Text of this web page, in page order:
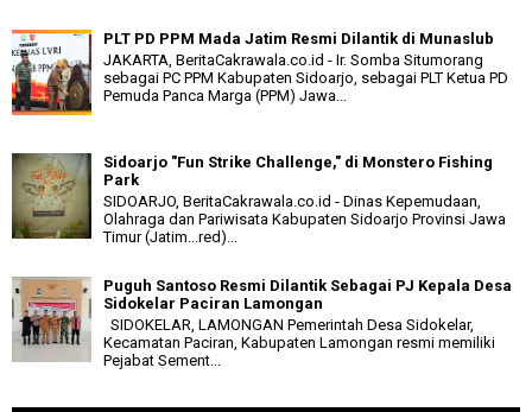
PLT PD PPM Mada Jatim Resmi Dilantik di Munaslub
JAKARTA, BeritaCakrawala.co.id - Ir. Somba Situmorang
sebagai PC PPM Kabupaten Sidoarjo, sebagai PLT Ketua PD
Pemuda Panca Marga (PPM) Jawa...
Sidoarjo "Fun Strike Challenge," di Monstero Fishing
Park
SIDOARJO, BeritaCakrawala.co.id - Dinas Kepemudaan,
Olahraga dan Pariwisata Kabupaten Sidoarjo Provinsi Jawa
Timur (Jatim...red)...
Puguh Santoso Resmi Dilantik Sebagai PJ Kepala Desa
Sidokelar Paciran Lamongan
SIDOKELAR, LAMONGAN Pemerintah Desa Sidokelar,
Kecamatan Paciran, Kabupaten Lamongan resmi memiliki
Pejabat Sement...